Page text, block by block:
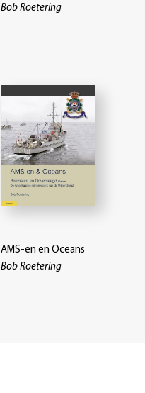
Bob Roetering
AMS-en en Oceans
Bob Roetering